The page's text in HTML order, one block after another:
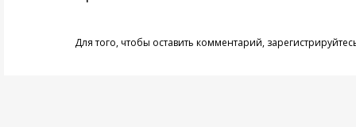
Для того, чтобы оставить комментарий,